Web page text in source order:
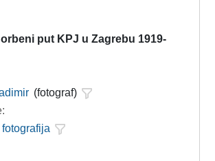
put KPJ u Zagrebu 1919-
(fotograf)